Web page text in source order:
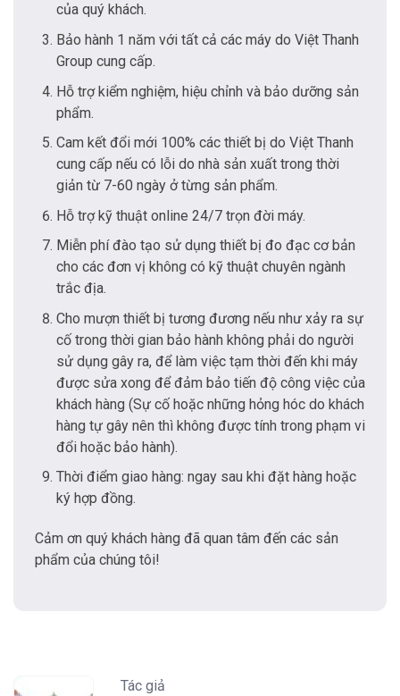
của quý khách.
Bảo hành 1 năm với tất cả các máy do Việt Thanh
Group cung cấp.
Hỗ trợ kiểm nghiệm, hiệu chỉnh và bảo dưỡng sản
phẩm.
Cam kết đổi mới 100% các thiết bị do Việt Thanh
cung cấp nếu có lỗi do nhà sản xuất trong thời
giản từ 7-60 ngày ở từng sản phẩm.
Hỗ trợ kỹ thuật online 24/7 trọn đời máy.
Miễn phí đào tạo sử dụng thiết bị đo đạc cơ bản
cho các đơn vị không có kỹ thuật chuyên ngành
trắc địa.
Cho mượn thiết bị tương đương nếu như xảy ra sự
cố trong thời gian bảo hành không phải do người
sử dụng gây ra, để làm việc tạm thời đến khi máy
được sửa xong để đảm bảo tiến độ công việc của
khách hàng (Sự cố hoặc những hỏng hóc do khách
hàng tự gây nên thì không được tính trong phạm vi
đổi hoặc bảo hành).
Thời điểm giao hàng: ngay sau khi đặt hàng hoặc
ký hợp đồng.
Cảm ơn quý khách hàng đã quan tâm đến các sản
phẩm của chúng tôi!
Tác giả